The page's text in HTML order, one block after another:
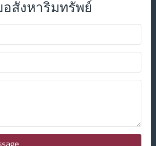
สังหาริมทรัพย์